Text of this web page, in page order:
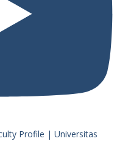
Profile | Universitas